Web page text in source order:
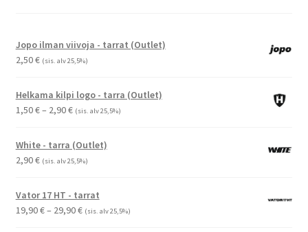
Jopo ilman viivoja - tarrat (Outlet)
2,50€ (sis. alv 25,5%)
Helkama kilpi logo - tarra (Outlet)
1,50€– 2,90€Hintaluokka:
-
2,90 €
(sis. alv 25,5%)
White - tarra (Outlet)
2,90€ (sis. alv 25,5%)
Vator 17 HT - tarrat
19,90€– 29,90€Hintaluokka:
(sis. alv 25,5%)